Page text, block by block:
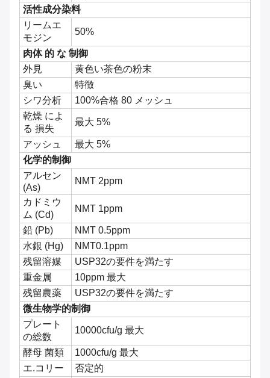
活性成分染料
リームエ
モジン
50%
肉体 的 な 制御
外見
黄色い茶色の粉末
臭い
特徴
シワ分析
100%合格 80 メッシュ
乾燥 によ
る 損失
最大 5%
アッシュ
最大 5%
化学的制御
アルセン
(As)
NMT 2ppm
カドミウ
ム (Cd)
NMT 1ppm
鉛 (Pb)
NMT 0.5ppm
水銀 (Hg)
NMT0.1ppm
残留溶媒
USP32の要件を満たす
重金属
10ppm 最大
残留農薬
USP32の要件を満たす
微生物学的制御
プレート
の総数
10000cfu/g 最大
酵母 菌類
1000cfu/g 最大
エ.コリー
否定的